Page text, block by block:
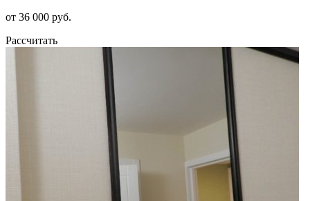
от 36 000 руб.
Рассчитать